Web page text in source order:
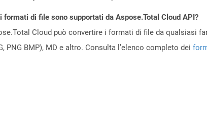
formati di file sono supportati da Aspose.Total Cloud API?
Cloud può convertire i formati di file da qualsiasi
PNG BMP), MD e altro. Consulta l’elenco completo dei